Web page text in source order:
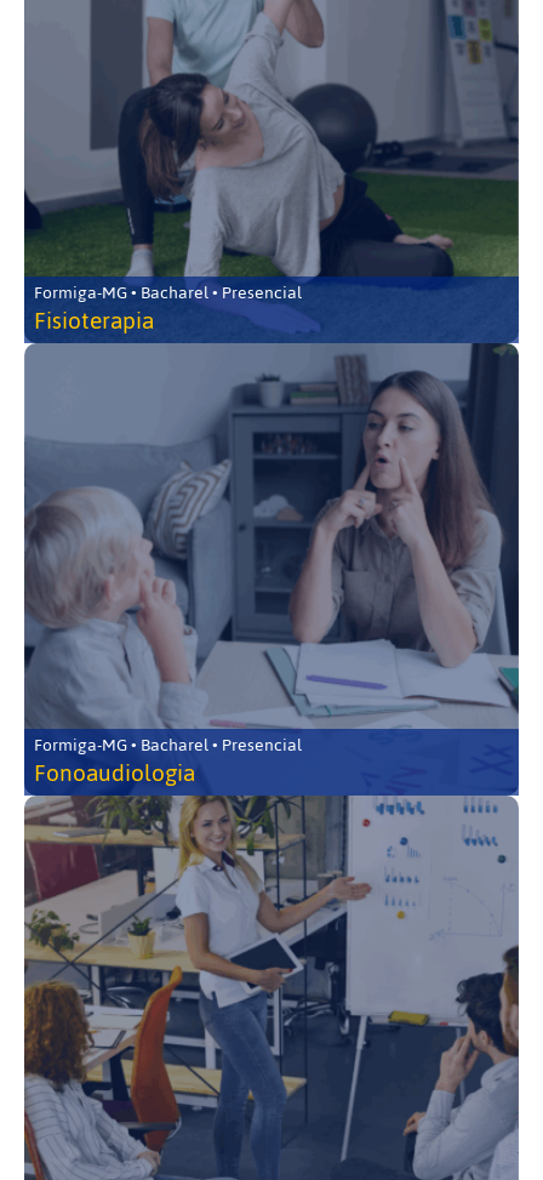
Formiga-MG • Bacharel • Presencial
Fisioterapia
Formiga-MG • Bacharel • Presencial
Fonoaudiologia